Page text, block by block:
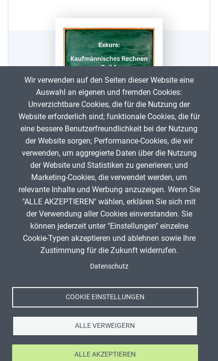
Dreisatz mit geradem und ungeradem Verhältnis
92 Karine89
ANZEIGE
Spenden
Impressum
Wir verwenden auf den Seiten dieser Website eine
Auswahl an eigenen und fremden Cookies:
Unverzichtbare Cookies, die für die Nutzung der
Website erforderlich sind; funktionale Cookies, die für
eine bessere Benutzerfreundlichkeit bei der Nutzung
der Website sorgen; Performance-Cookies, die wir
verwenden, um aggregierte Daten über die Nutzung
der Website und Statistiken zu generieren; und
Marketing-Cookies, die verwendet werden, um
relevante Inhalte und Werbung anzuzeigen. Wenn Sie
"ALLE AKZEPTIEREN" wählen, erklären Sie sich mit
der Verwendung aller Cookies einverstanden. Sie
können jederzeit unter "Einstellungen" einzelne
Cookie-Typen akzeptieren und ablehnen sowie Ihre
Zustimmung für die Zukunft widerrufen.
Datenschutz
COOKIE EINSTELLUNGEN
ALLE VERWEIGERN
ALLE AKZEPTIEREN
Ⓒ Zentrale für Unterrichtsmedien im Internet e.V. 2026